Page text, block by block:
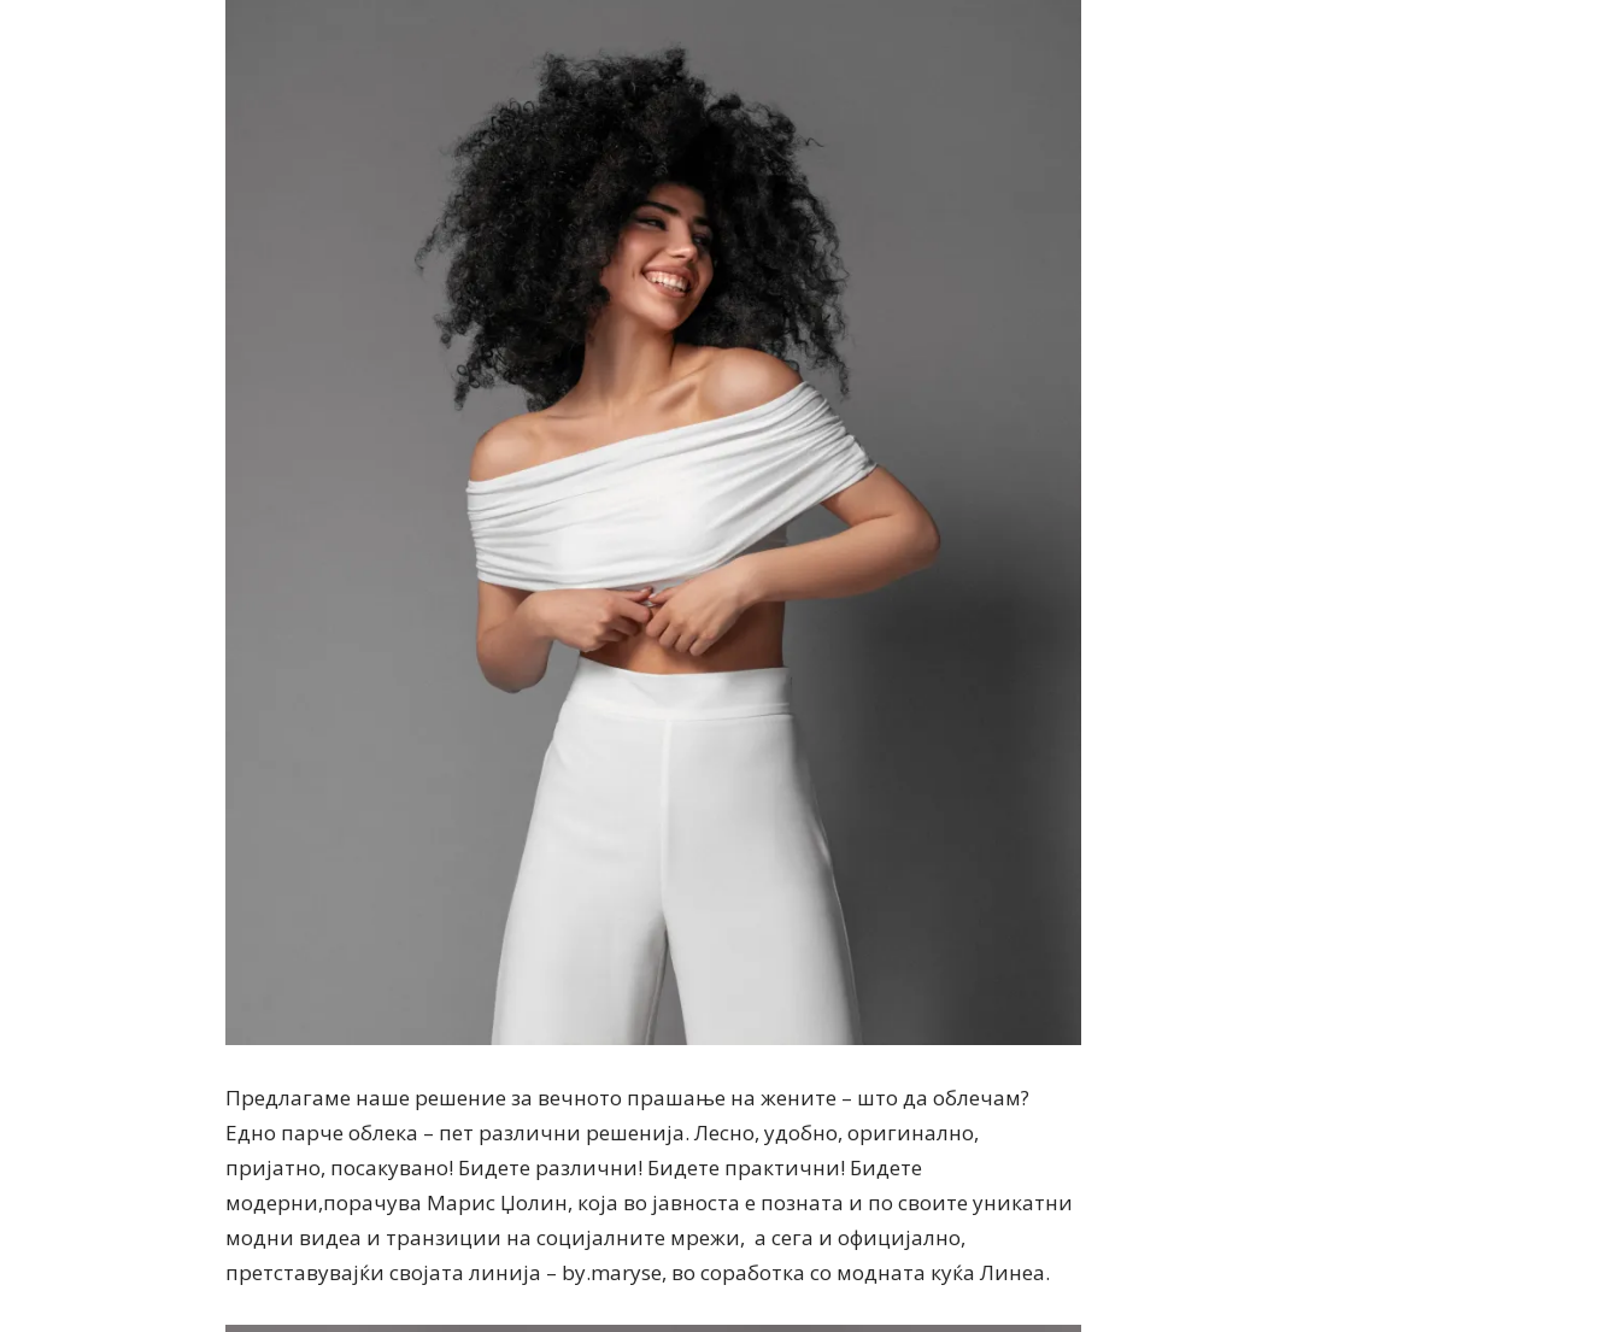
Предлагаме наше решение за вечното прашање на жените – што да облечам?
Едно парче облека – пет различни решенија. Лесно, удобно, оригинално,
пријатно, посакувано! Бидете различни! Бидете практични! Бидете
модерни,порачува Марис Џолин, која во јавноста е позната и по своите уникатни
модни видеа и транзиции на социјалните мрежи, а сега и официјално,
претставувајќи својата линија – by.maryse, во соработка со модната куќа Линеа.